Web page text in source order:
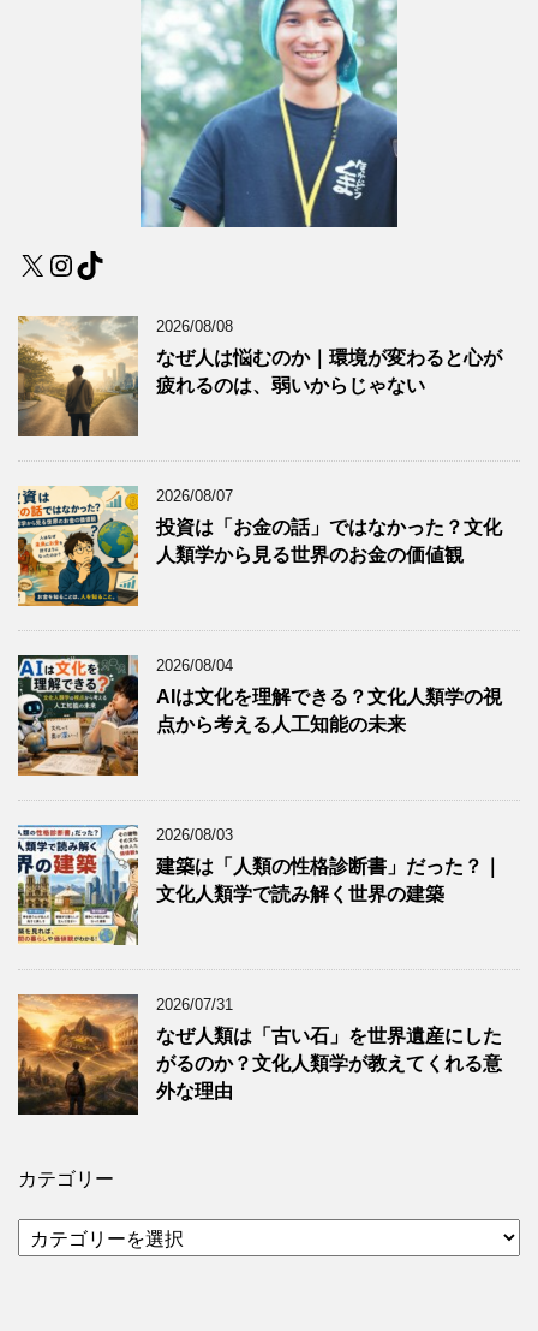
X Instagram
TikTok
2026/08/08
なぜ人は悩むのか｜環境が変わると心が
疲れるのは、弱いからじゃない
2026/08/07
投資は「お金の話」ではなかった？文化
人類学から見る世界のお金の価値観
2026/08/04
AIは文化を理解できる？文化人類学の視
点から考える人工知能の未来
2026/08/03
建築は「人類の性格診断書」だった？｜
文化人類学で読み解く世界の建築
2026/07/31
なぜ人類は「古い石」を世界遺産にした
がるのか？文化人類学が教えてくれる意
外な理由
カテゴリー
テ